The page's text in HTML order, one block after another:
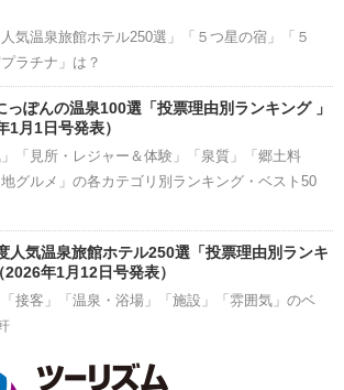
気温泉旅館ホテル250選」「５つ星の宿」「５
ラチナ」は？
っぽんの温泉100選「投票理由別ランキング 」
1月1日号発表）
」「見所・レジャー＆体験」「泉質」「郷土料
グルメ」の各カテゴリ別ランキング・ベスト50
人気温泉旅館ホテル250選「投票理由別ランキ
2026年1月12日号発表）
「接客」「温泉・浴場」「施設」「雰囲気」のベ